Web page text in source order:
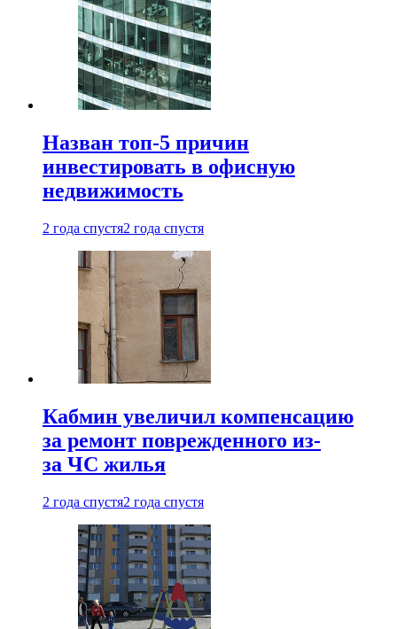
Назван топ-5 причин
инвестировать в офисную
недвижимость
2 года спустя2 года спустя
Кабмин увеличил компенсацию
за ремонт поврежденного из-
за ЧС жилья
2 года спустя2 года спустя